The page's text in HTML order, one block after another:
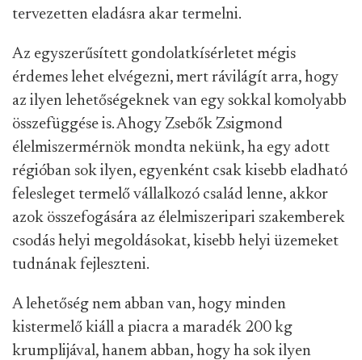
tervezetten eladásra akar termelni.
Az egyszerűsített gondolatkísérletet mégis
érdemes lehet elvégezni, mert rávilágít arra, hogy
az ilyen lehetőségeknek van egy sokkal komolyabb
összefüggése is. Ahogy Zsebők Zsigmond
élelmiszermérnök mondta nekünk, ha egy adott
régióban sok ilyen, egyenként csak kisebb eladható
felesleget termelő vállalkozó család lenne, akkor
azok összefogására az élelmiszeripari szakemberek
csodás helyi megoldásokat, kisebb helyi üzemeket
tudnának fejleszteni.
A lehetőség nem abban van, hogy minden
kistermelő kiáll a piacra a maradék 200 kg
krumplijával, hanem abban, hogy ha sok ilyen